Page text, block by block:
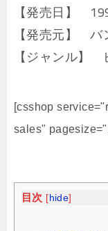
【発売日】
【発売元】 バ
【ジャンル】
[csshop
sales"
目次 [ hide]